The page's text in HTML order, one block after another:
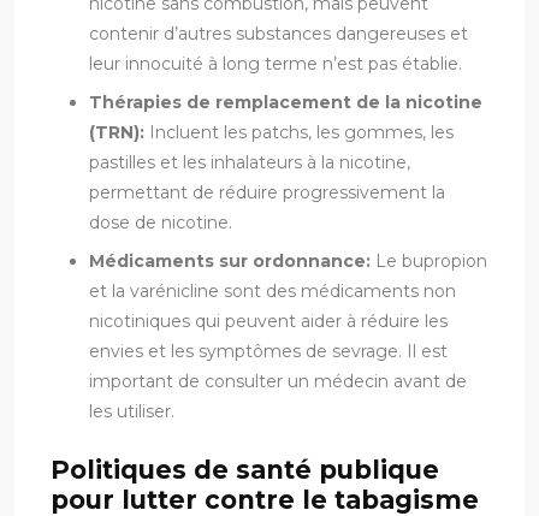
contenir d’autres substances dangereuses et
leur innocuité à long terme n’est pas établie.
Thérapies de remplacement de la nicotine
(TRN): Incluent les patchs, les gommes, les
pastilles et les inhalateurs à la nicotine,
permettant de réduire progressivement la
dose de nicotine.
Médicaments sur ordonnance: Le bupropion
et la varénicline sont des médicaments non
nicotiniques qui peuvent aider à réduire les
envies et les symptômes de sevrage. Il est
important de consulter un médecin avant de
les utiliser.
Politiques de santé publique
pour lutter contre le tabagisme